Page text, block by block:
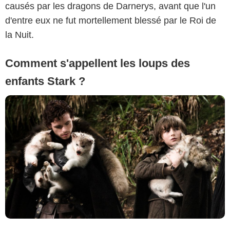
causés par les dragons de Darnerys, avant que l'un
d'entre eux ne fut mortellement blessé par le Roi de
la Nuit.
Comment s'appellent les loups des
enfants Stark ?